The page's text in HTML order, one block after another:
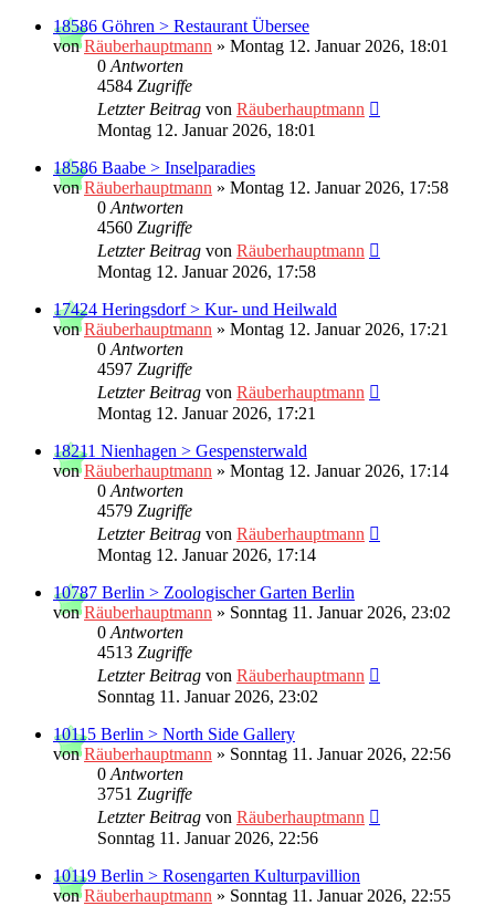
18586 Göhren > Restaurant Übersee
vonRäuberhauptmann » Montag 12. Januar 2026, 18:01
0 Antworten
4584 Zugriffe
Letzter Beitrag von Räuberhauptmann
Montag 12. Januar 2026, 18:01
18586 Baabe > Inselparadies
vonRäuberhauptmann » Montag 12. Januar 2026, 17:58
0 Antworten
4560 Zugriffe
Letzter Beitrag von Räuberhauptmann
Montag 12. Januar 2026, 17:58
17424 Heringsdorf > Kur- und Heilwald
vonRäuberhauptmann » Montag 12. Januar 2026, 17:21
0 Antworten
4597 Zugriffe
Letzter Beitrag von Räuberhauptmann
Montag 12. Januar 2026, 17:21
18211 Nienhagen > Gespensterwald
vonRäuberhauptmann » Montag 12. Januar 2026, 17:14
0 Antworten
4579 Zugriffe
Letzter Beitrag von Räuberhauptmann
Montag 12. Januar 2026, 17:14
10787 Berlin > Zoologischer Garten Berlin
vonRäuberhauptmann » Sonntag 11. Januar 2026, 23:02
0 Antworten
4513 Zugriffe
Letzter Beitrag von Räuberhauptmann
Sonntag 11. Januar 2026, 23:02
10115 Berlin > North Side Gallery
vonRäuberhauptmann » Sonntag 11. Januar 2026, 22:56
0 Antworten
3751 Zugriffe
Letzter Beitrag von Räuberhauptmann
Sonntag 11. Januar 2026, 22:56
10119 Berlin > Rosengarten Kulturpavillion
vonRäuberhauptmann » Sonntag 11. Januar 2026, 22:55